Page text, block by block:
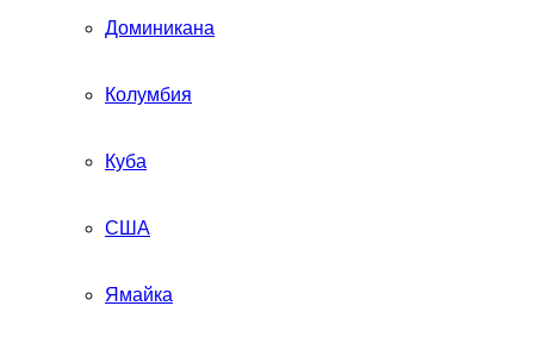
Доминикана
Колумбия
Куба
США
Ямайка